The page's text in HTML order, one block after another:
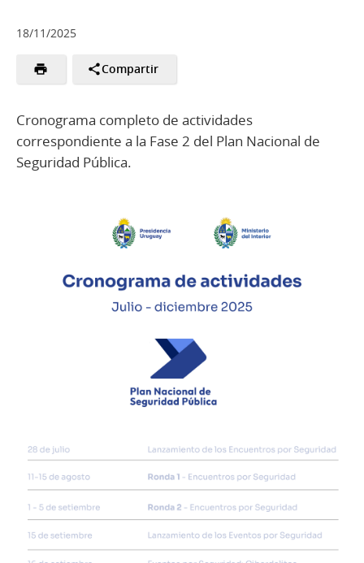
18/11/2025
Compartir
Cronograma completo de actividades
correspondiente a la Fase 2 del Plan Nacional de
Seguridad Pública.